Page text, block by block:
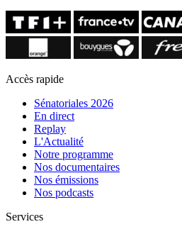
Accès rapide
Sénatoriales 2026
En direct
Replay
L'Actualité
Notre programme
Nos documentaires
Nos émissions
Nos podcasts
Services